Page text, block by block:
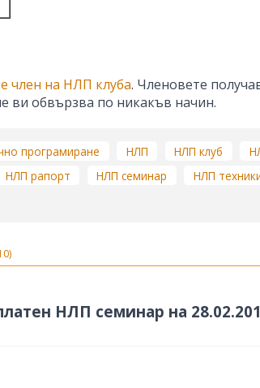
член на НЛП клуба. Членовете
ви обвързва по никакъв начин.
програмиране НЛП НЛП клуб
НЛП рапорт НЛП семинар НЛП
НЛП семинар на